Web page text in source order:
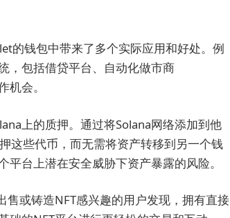
的钱包中带来了多个实际应用和好处。例
，包括借贷平台、自动化做市商
机会。
上的质押。通过将Solana网络添加到他
这些代币，而无需将资产转移到另一个钱
台上潜在安全威胁下资产暴露的风险。
售或铸造NFT感兴趣的用户发现，拥有直接